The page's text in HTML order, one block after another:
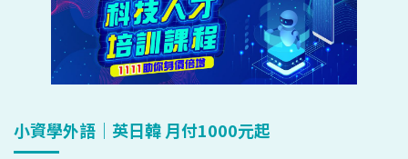
小資學外語｜英日韓 月付1000元起